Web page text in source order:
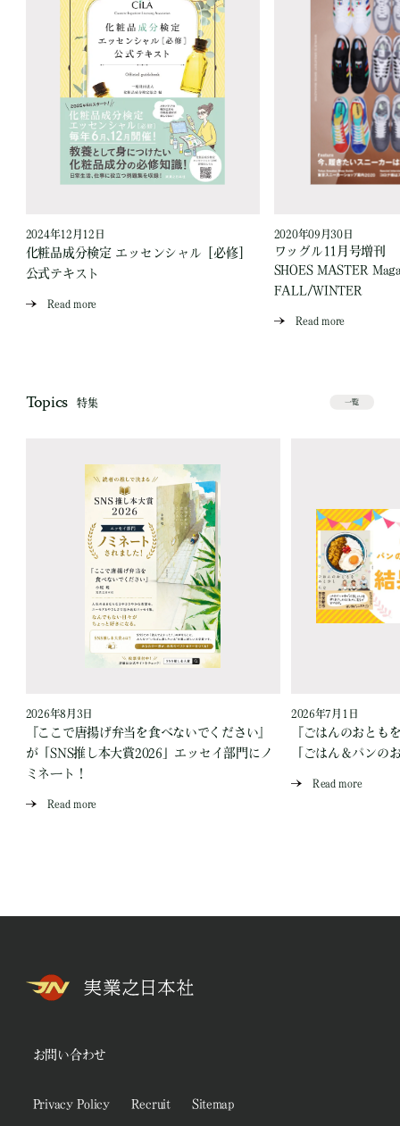
2024年12月12日
化粧品成分検定 エッセンシャル［必修］
公式テキスト
Read more
2020年09月30日
ワッグル11月号増刊
SHOES MASTER
FALL/WINTER
Read more
Topics 特集 一覧
2026年8月3日
『ここで唐揚げ弁当を食べないでください』
が「SNS推し本大賞2026」エッセイ部門にノ
ミネート！
Read more
2026年7月1日
『ごはんのおとも
「ごはん＆パンの
Read more
お問い合わせ
Privacy Policy Recruit Sitemap